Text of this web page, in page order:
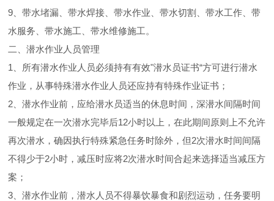
9、带水堵漏、带水焊接、带水作业、带水切割、带水工作、带
水服务、带水施工、带水维修施工。
二、潜水作业人员管理
1、所有潜水作业人员必须持有有效"潜水员证书“方可进行潜水
作业，从事特殊潜水作业人员还应持有特殊作业证书；
2、潜水作业前，应给潜水员适当的休息时间，深潜水间隔时间
一般规定在一次潜水完毕后12小时以上，在此期间原则上不允许
再次潜水，确因执行特殊紧急任务时除外，但2次潜水时间间隔
不得少于2小时，减压时应将2次潜水时间合起来选择适当减压方
案；
3、潜水作业前，潜水人员不得暴饮暴食和剧烈运动，任务要明